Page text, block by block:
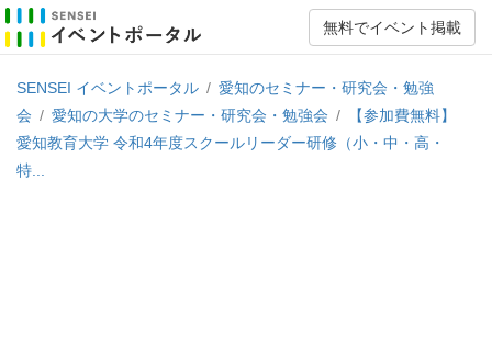
無料でイベント掲載
SENSEI イベントポータル / 愛知のセミナー・研究会・勉強
会 / 愛知の大学のセミナー・研究会・勉強会 /
【参加費無料】
愛知教育大学 令和4年度スクールリーダー研修（小・中・高・
特...